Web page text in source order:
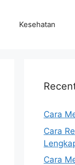
Kesehatan
Cara
Cara
Cara